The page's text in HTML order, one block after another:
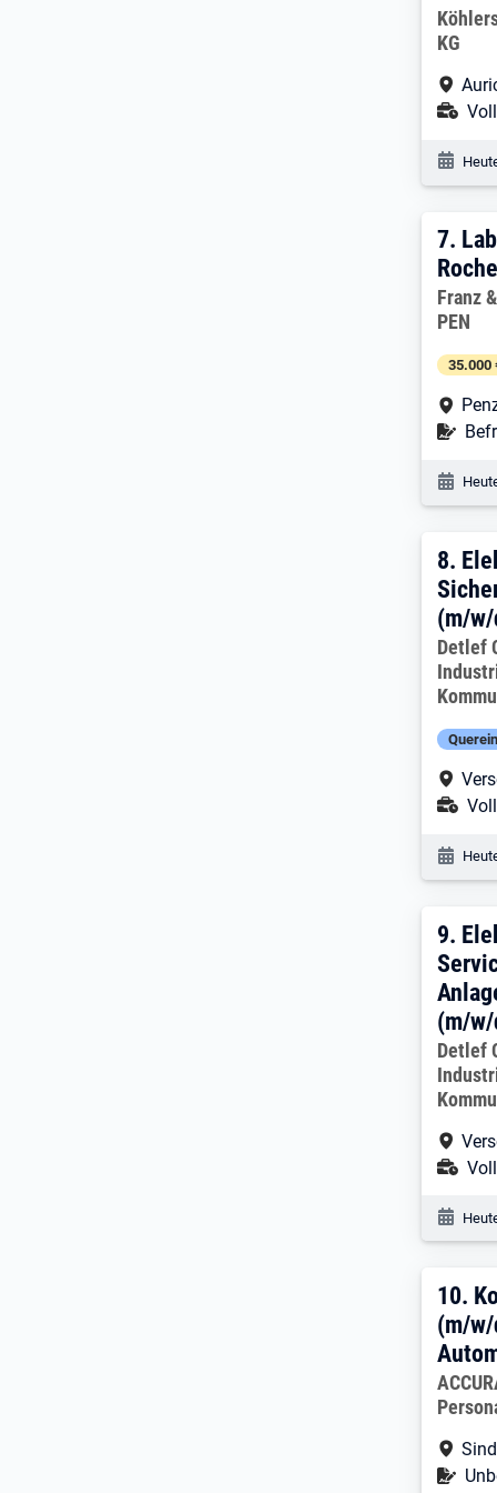
KG
7.
7.
Franz
PEN
35.000
8.
8.
(m/
Detlef
9.
9.
(m/
Detlef
10.
10.
(m/